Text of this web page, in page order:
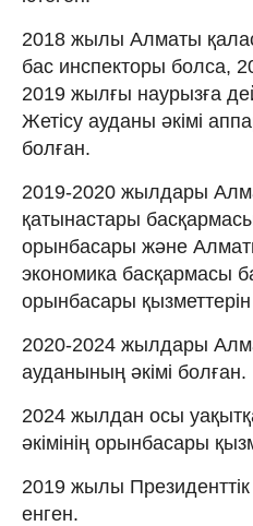
2018 жылы Алматы
бас инспекторы болса,
2019 жылғы наурызға
Жетісу ауданы әкімі
болған.
2019-2020 жылдары
қатынастары
орынбасары және
экономика басқармасы
орынбасары қызметтерін
2020-2024 жылдары
ауданының әкімі болған.
2024 жылдан осы
әкімінің орынбасары
2019 жылы
енген.